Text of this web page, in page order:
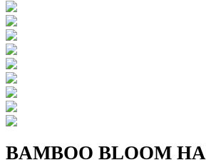
BAMBOO BLOOM